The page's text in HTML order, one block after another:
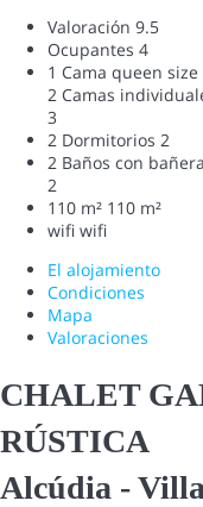
Valoración 9.5
Ocupantes 4
1 Cama queen size
2 Camas
3
2 Dormitorios 2
2 Baños con bañera
2
110 m² 110 m²
wifi wifi
El alojamiento
Condiciones
Mapa
Valoraciones
CHALET
RÚSTICA
Alcúdia -Villa